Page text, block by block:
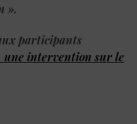
».
participants
une intervention sur le